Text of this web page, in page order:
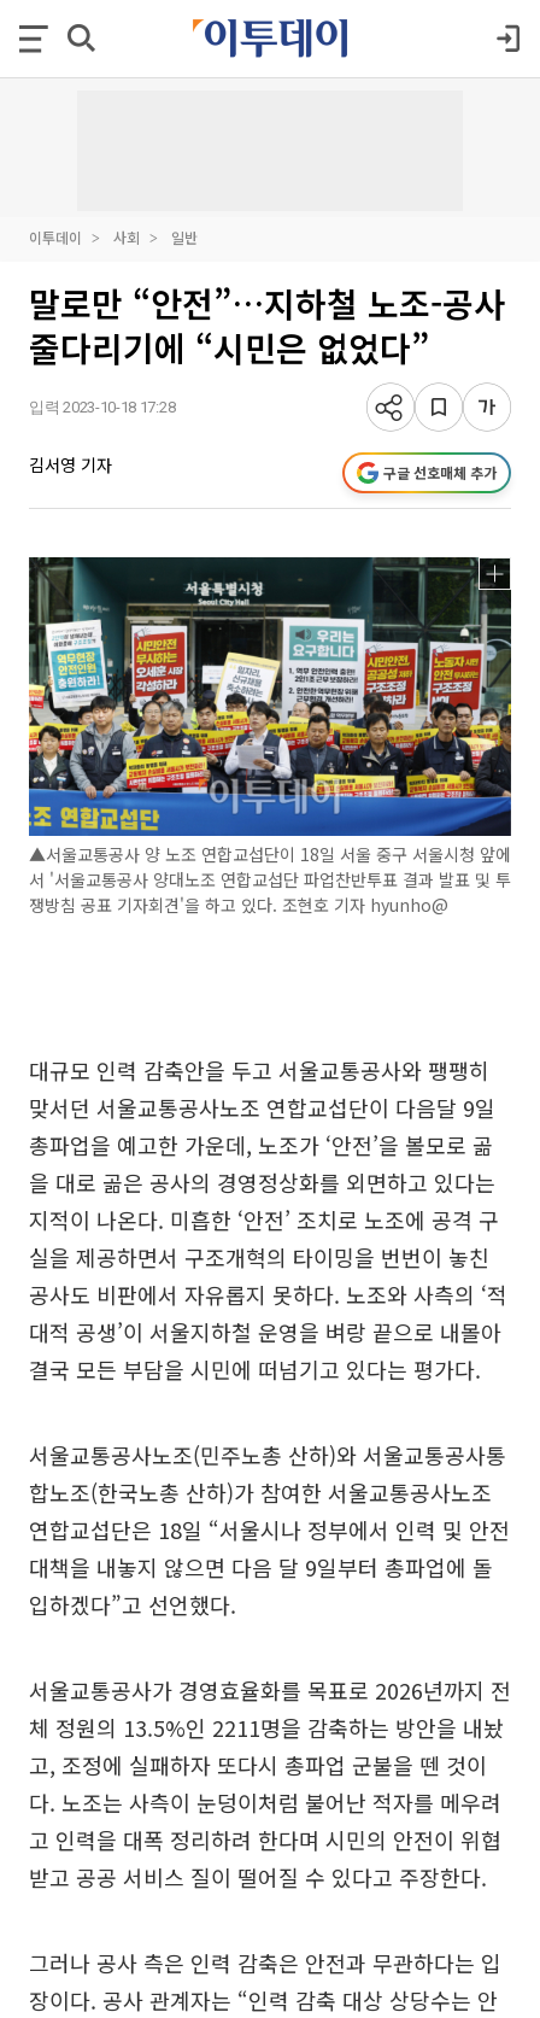
이투데이 사회 일반
말로만 “안전”…지하철 노조-공사
줄다리기에 “시민은 없었다”
입력 2023-10-18 17:28
김서영 기자 구글 선호매체 추가
▲서울교통공사 양 노조 연합교섭단이 18일 서울 중구 서울시청 앞에
서 '서울교통공사 양대노조 연합교섭단 파업찬반투표 결과 발표 및 투
쟁방침 공표 기자회견'을 하고 있다. 조현호 기자 hyunho@
대규모 인력 감축안을 두고 서울교통공사와 팽팽히
맞서던 서울교통공사노조 연합교섭단이 다음달 9일
총파업을 예고한 가운데, 노조가 ‘안전’을 볼모로 곪
을 대로 곪은 공사의 경영정상화를 외면하고 있다는
지적이 나온다. 미흡한 ‘안전’ 조치로 노조에 공격 구
실을 제공하면서 구조개혁의 타이밍을 번번이 놓친
공사도 비판에서 자유롭지 못하다. 노조와 사측의 ‘적
대적 공생’이 서울지하철 운영을 벼랑 끝으로 내몰아
결국 모든 부담을 시민에 떠넘기고 있다는 평가다.
서울교통공사노조(민주노총 산하)와 서울교통공사통
합노조(한국노총 산하)가 참여한 서울교통공사노조
연합교섭단은 18일 “서울시나 정부에서 인력 및 안전
대책을 내놓지 않으면 다음 달 9일부터 총파업에 돌
입하겠다”고 선언했다.
서울교통공사가 경영효율화를 목표로 2026년까지 전
체 정원의 13.5%인 2211명을 감축하는 방안을 내놨
고, 조정에 실패하자 또다시 총파업 군불을 뗀 것이
다. 노조는 사측이 눈덩이처럼 불어난 적자를 메우려
고 인력을 대폭 정리하려 한다며 시민의 안전이 위협
받고 공공 서비스 질이 떨어질 수 있다고 주장한다.
그러나 공사 측은 인력 감축은 안전과 무관하다는 입
장이다. 공사 관계자는 “인력 감축 대상 상당수는 안